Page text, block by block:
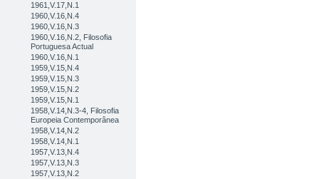
1961,V.17,N.1
1960,V.16,N.4
1960,V.16,N.3
1960,V.16,N.2, Filosofia
Portuguesa Actual
1960,V.16,N.1
1959,V.15,N.4
1959,V.15,N.3
1959,V.15,N.2
1959,V.15,N.1
1958,V.14,N.3-4, Filosofia
Europeia Contemporânea
1958,V.14,N.2
1958,V.14,N.1
1957,V.13,N.4
1957,V.13,N.3
1957,V.13,N.2